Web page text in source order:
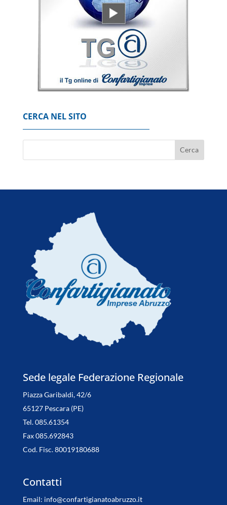
CERCA NEL SITO
Sede legale Federazione Regionale
Piazza Garibaldi, 42/6
65127 Pescara (PE)
Tel. 085.61354
Fax 085.692843
Cod. Fisc. 80019180688
Contatti
Email: info@confartigianatoabruzzo.it